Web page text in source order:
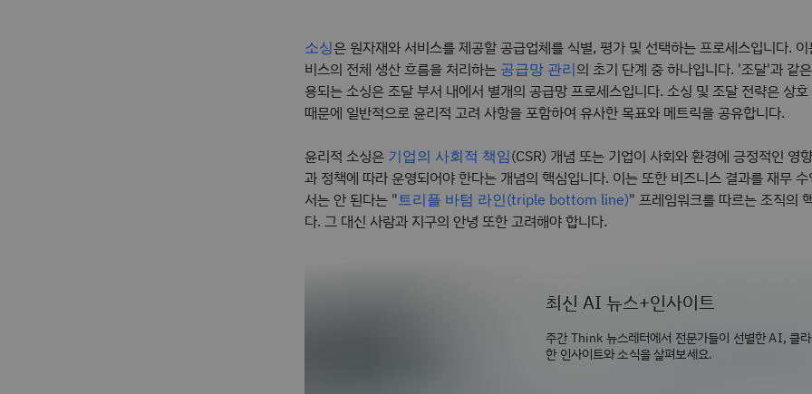
소싱은 원자재와 서비스를 제공할 공급업체를 식별, 평가 및 선택하는 프로세스입니다.
비스의 전체 생산 흐름을 처리하는 공급망 관리의 초기 단계 중 하나입니다. '조달'과 같
용되는 소싱은 조달 부서 내에서 별개의 공급망 프로세스입니다. 소싱 및 조달 전략은 상
때문에 일반적으로 윤리적 고려 사항을 포함하여 유사한 목표와 메트릭을 공유합니다.
윤리적 소싱은 기업의 사회적 책임(CSR) 개념 또는 기업이 사회와 환경에 긍정적인 영
과 정책에 따라 운영되어야 한다는 개념의 핵심입니다. 이는 또한 비즈니스 결과를 재무
서는 안 된다는 "트리플 바텀 라인(triple bottom line)" 프레임워크를 따르는 조직의
다. 그 대신 사람과 지구의 안녕 또한 고려해야 합니다.
최신 AI 뉴스+인사이트
주간 Think 뉴스레터에서 전문가들이 선별한 AI, 클
한 인사이트와 소식을 살펴보세요.